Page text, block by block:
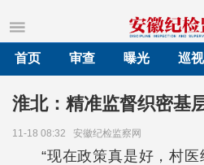
首页
审查 曝光 巡视
淮北：精准监督织密基
11-18 08:32 安徽纪检监察网
“现在政策真是好，村